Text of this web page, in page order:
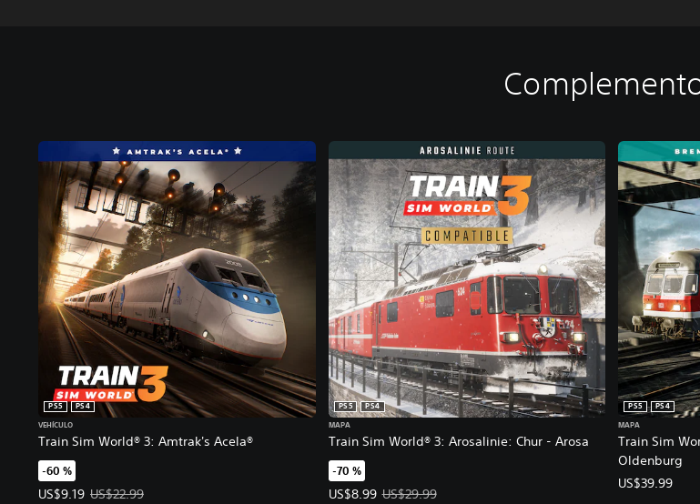
Train Sim World® 3: Amtrak's Acela®
PS5
PS4
VEHÍCULO
-60 %
US$9.19
Precio de la oferta: US$9.19. Precio original: US$22.99.
US$22.99
Train Sim World® 3: Arosalinie: Chur - Arosa
PS5
PS4
MAPA
-70 %
US$8.99
Precio de la oferta: US$8.99. Precio original: US$29.99.
US$29.99
Train Sim
Oldenburg
PS5
PS4
MAPA
US$39.99